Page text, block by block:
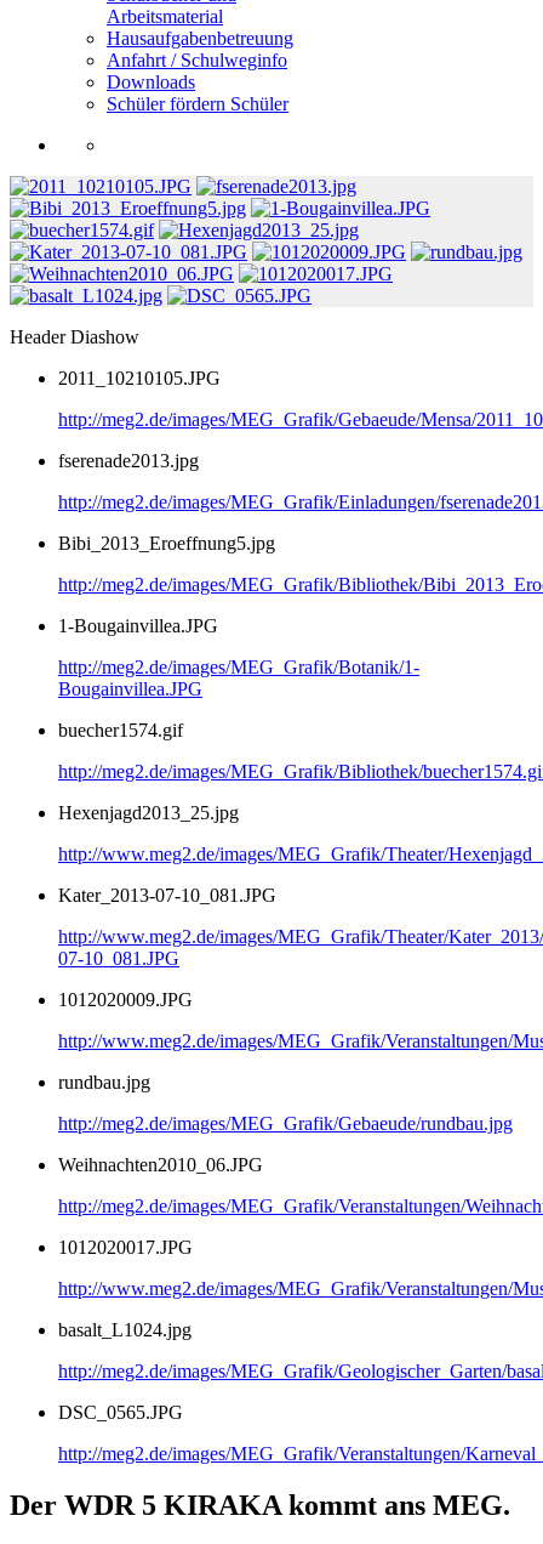
Arbeitsmaterial
Hausaufgabenbetreuung
Anfahrt / Schulweginfo
Downloads
Schüler fördern Schüler
Header Diashow
2011_10210105.JPG
http://meg2.de/images/MEG_Grafik/Gebaeude/Mensa/
fserenade2013.jpg
http://meg2.de/images/MEG_Grafik/Einladungen/
Bibi_2013_Eroeffnung5.jpg
http://meg2.de/images/MEG_Grafik/Bibliothek/
1-Bougainvillea.JPG
http://meg2.de/images/MEG_Grafik/Botanik/1-
Bougainvillea.JPG
buecher1574.gif
http://meg2.de/images/MEG_Grafik/Bibliothek/
Hexenjagd2013_25.jpg
http://www.meg2.de/images/MEG_Grafik/Theater/
Kater_2013-07-10_081.JPG
http://www.meg2.de/images/MEG_Grafik/Theater/
07-10_081.JPG
1012020009.JPG
http://www.meg2.de/images/MEG_Grafik/Veranstaltungen/
rundbau.jpg
http://meg2.de/images/MEG_Grafik/Gebaeude/rundbau.jpg
Weihnachten2010_06.JPG
http://meg2.de/images/MEG_Grafik/Veranstaltungen/
1012020017.JPG
http://www.meg2.de/images/MEG_Grafik/Veranstaltungen/
basalt_L1024.jpg
http://meg2.de/images/MEG_Grafik/Geologischer_Garten/
DSC_0565.JPG
http://meg2.de/images/MEG_Grafik/Veranstaltungen/
Der WDR 5 KIRAKA kommt ans MEG.